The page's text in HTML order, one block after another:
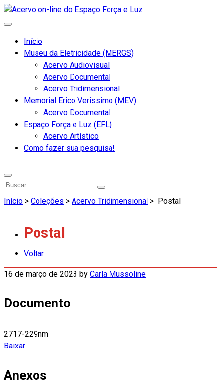
Início
Museu da Eletricidade (MERGS)
Acervo Audiovisual
Acervo Documental
Acervo Tridimensional
Memorial Erico Verissimo (MEV)
Acervo Documental
Espaço Força e Luz (EFL)
Acervo Artístico
Como fazer sua pesquisa!
Início > Coleções > Acervo Tridimensional > Postal
Postal
Voltar
16 de março de 2023 by Carla Mussoline
Documento
2717-229nm
Baixar
Anexos